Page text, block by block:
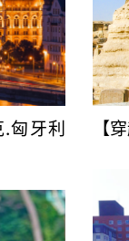
匈牙利 【